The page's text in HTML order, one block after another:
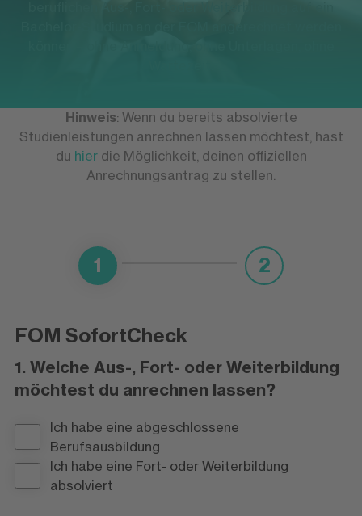
Hinweis: Wenn du bereits absolvierte
Studienleistungen anrechnen lassen möchtest, hast
du hierdie Möglichkeit, deinen offiziellen
Anrechnungsantrag zu stellen.
1 2
FOM SofortCheck
1. Welche Aus-, Fort- oder Weiterbildung
möchtest du anrechnen lassen?
Ich habe eine abgeschlossene
Berufsausbildung
Ich habe eine Fort- oder Weiterbildung
absolviert